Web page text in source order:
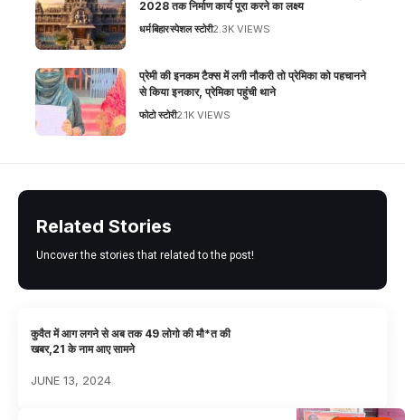
2028 तक निर्माण कार्य पूरा करने का लक्ष्य
धर्मबिहारस्पेशल स्टोरी2.3K VIEWS
प्रेमी की इनकम टैक्स में लगी नौकरी तो प्रेमिका को पहचानने
से किया इनकार, प्रेमिका पहुंची थाने
फोटो स्टोरी2.1K VIEWS
Related Stories
Uncover the stories that related to the post!
कुवैत में आग लगने से अब तक 49 लोगो की मौ*त की
खबर,21 के नाम आए सामने
JUNE 13, 2024